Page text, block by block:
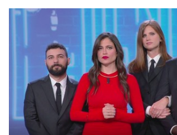
racconta l'universo delle narrazioni
globali e del complottismo che negli ultimi
social network, talk show, piazze digitali e